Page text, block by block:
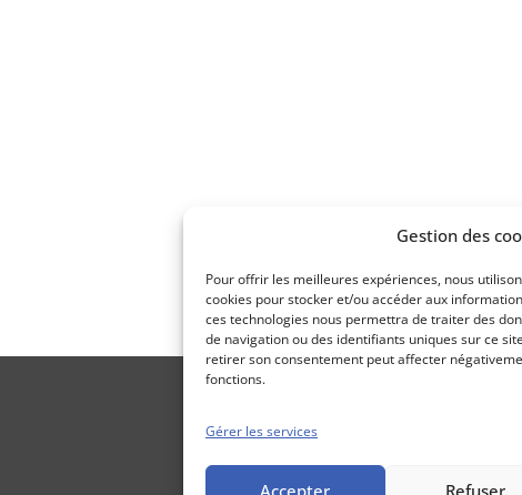
Gestion des
Pour offrir les meilleures expériences, nous
cookies pour stocker et/ou accéder aux
ces technologies nous permettra de traiter des
de navigation ou des identifiants uniques sur ce
retirer son consentement peut affecter
fonctions.
Gérer les services
Accepter Refuser
Propos Utiles est une publication